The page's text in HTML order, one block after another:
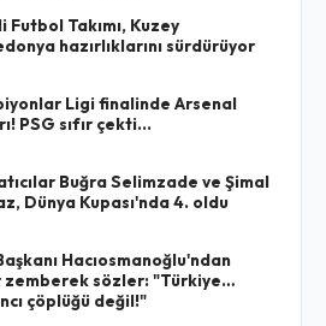
Futbol Takımı, Kuzey
hazırlıklarını sürdürüyor
Ligi finalinde Arsenal
PSG sıfır çekti...
Buğra Selimzade ve Şimal
Dünya Kupası'nda 4. oldu
Hacıosmanoğlu'ndan
zemberek sözler: "Türkiye
çöplüğü değil!"